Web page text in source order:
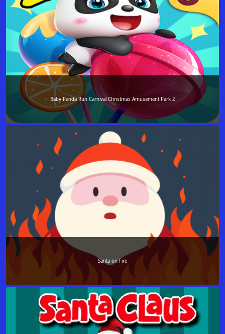
Baby Panda Run Carnival Christmas Amusement Park 2
Santa on Fire